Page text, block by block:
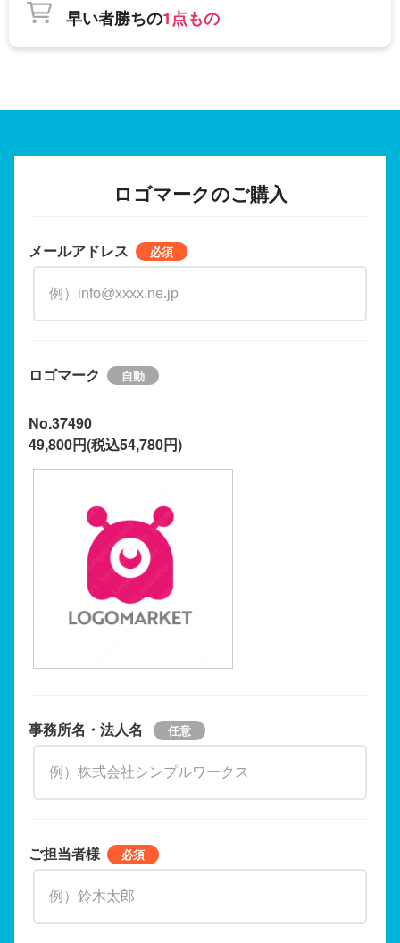
早い者勝ちの1点もの
ロゴマークのご購入
メールアドレス
ロゴマーク
No.37490
49,800円(税込54,780円)
事務所名・法人名
ご担当者様